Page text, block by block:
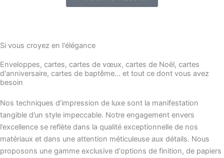
Si vous croyez en l'élégance
Enveloppes, cartes, cartes de vœux, cartes de Noël, cartes
d'anniversaire, cartes de baptême... et tout ce dont vous avez
besoin
Nos techniques d’impression de luxe sont la manifestation
tangible d’un style impeccable. Notre engagement envers
l’excellence se reflète dans la qualité exceptionnelle de nos
matériaux et dans une attention méticuleuse aux détails. Nous
proposons une gamme exclusive d'options de finition, de papiers